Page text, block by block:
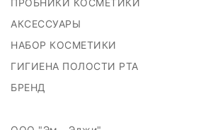
ПРОБНИКИ КОСМЕТИКИ
АКСЕССУАРЫ
НАБОР КОСМЕТИКИ
ГИГИЕНА ПОЛОСТИ РТА
БРЕНД